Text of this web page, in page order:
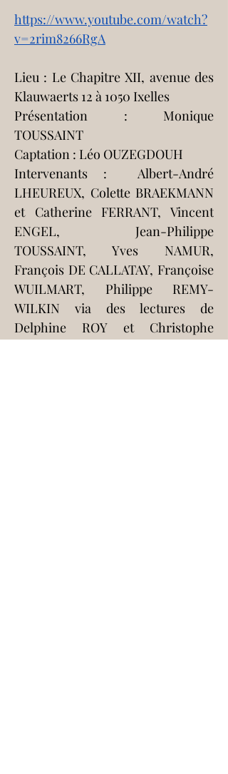
https://www.youtube.com/watch?
v=2rim8266RgA
Lieu : Le Chapitre XII, avenue des
Klauwaerts 12 à 1050 Ixelles
Présentation : Monique
TOUSSAINT
Captation : Léo OUZEGDOUH
Intervenants :  Albert-André
LHEUREUX, Colette BRAEKMANN
et Catherine FERRANT, Vincent
ENGEL, Jean-Philippe
TOUSSAINT, Yves NAMUR,
François DE CALLATAY, Françoise
WUILMART, Philippe REMY-
WILKIN via des lectures de
Delphine ROY et Christophe